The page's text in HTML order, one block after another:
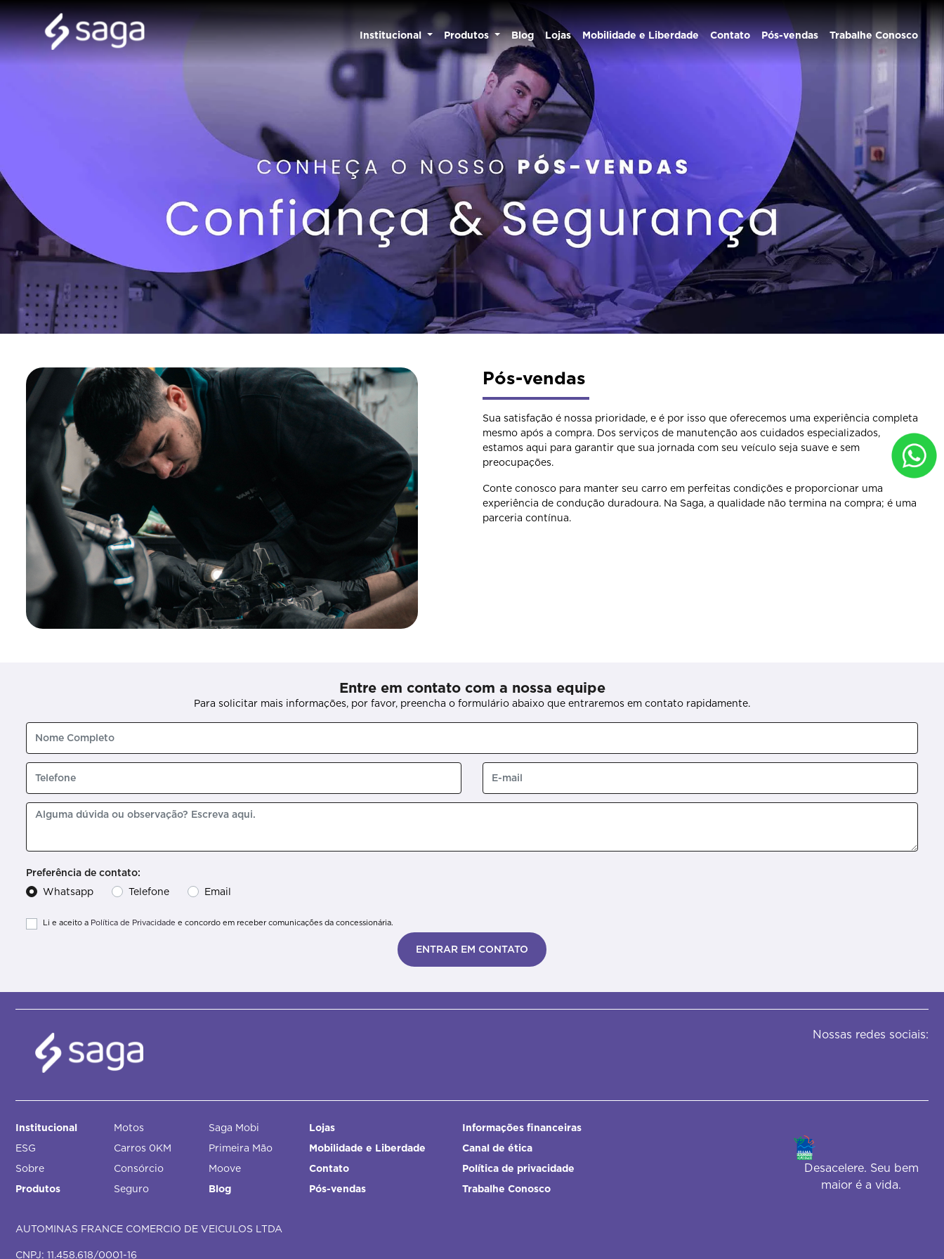
Institucional Produtos Blog Lojas Mobilidade e Liberdade Contato Pós-vendas Trabalhe Conosco
Pós-vendas
Sua satisfação é nossa prioridade, e é por isso que oferecemos uma experiência completa
mesmo após a compra. Dos serviços de manutenção aos cuidados especializados,
estamos aqui para garantir que sua jornada com seu veículo seja suave e sem
preocupações.
Conte conosco para manter seu carro em perfeitas condições e proporcionar uma
experiência de condução duradoura. Na Saga, a qualidade não termina na compra; é uma
parceria contínua.
Entre em contato com a nossa equipe
Para solicitar mais informações, por favor, preencha o formulário abaixo que entraremos em contato rapidamente.
Preferência de contato:
Whatsapp
Telefone Email
Li e aceito a Política de Privacidade e concordo em receber comunicações da concessionária.
ENTRAR EM CONTATO
Nossas redes sociais:
Institucional
ESG
Sobre
Produtos
Motos
Carros 0KM
Consórcio
Seguro
Saga Mobi
Primeira Mão
Moove
Blog
Lojas
Mobilidade e Liberdade
Contato
Pós-vendas
Informações financeiras
Canal de ética
Política de privacidade
Trabalhe Conosco
Desacelere. Seu bem
maior é a vida.
AUTOMINAS FRANCE COMERCIO DE VEICULOS LTDA
CNPJ: 11.458.618/0001-16